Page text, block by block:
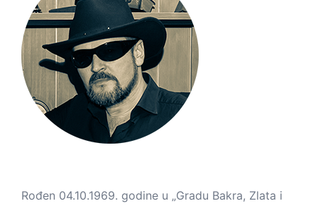
Rođen 04.10.1969. godine u „Gradu Bakra, Zlata i